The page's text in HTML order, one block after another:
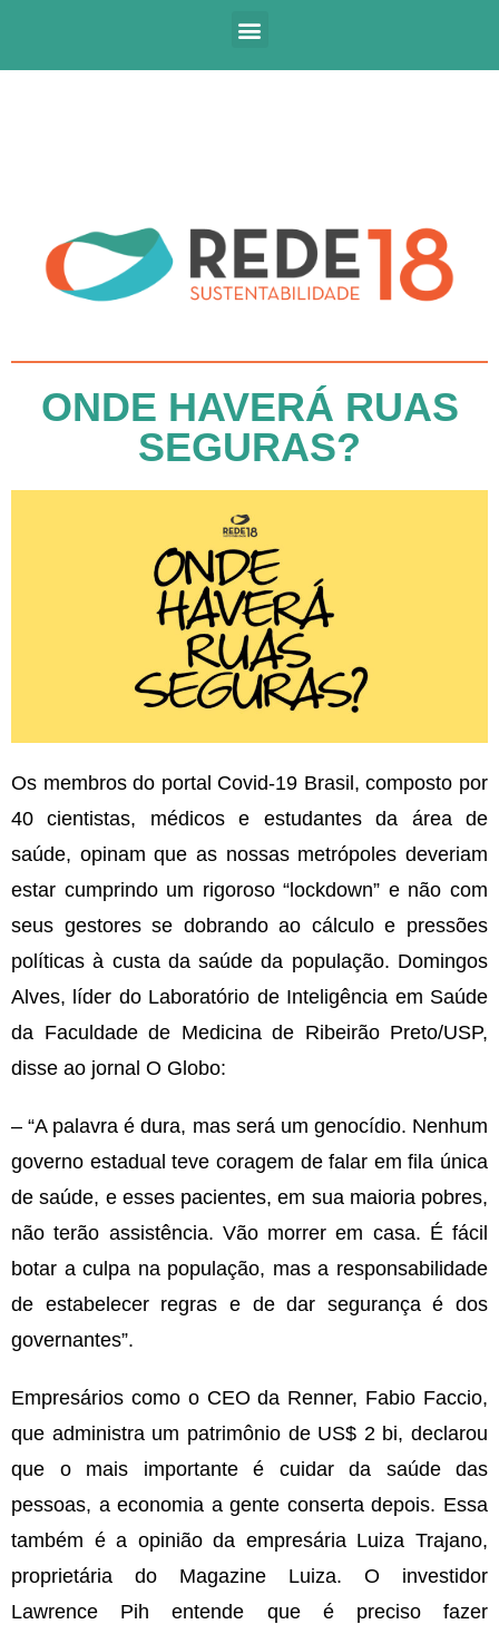
ONDE HAVERÁ RUAS
SEGURAS?
Os membros do portal Covid-19 Brasil, composto por
40 cientistas, médicos e estudantes da área de
saúde, opinam que as nossas metrópoles deveriam
estar cumprindo um rigoroso “lockdown” e não com
seus gestores se dobrando ao cálculo e pressões
políticas à custa da saúde da população. Domingos
Alves, líder do Laboratório de Inteligência em Saúde
da Faculdade de Medicina de Ribeirão Preto/USP,
disse ao jornal O Globo:
– “A palavra é dura, mas será um genocídio. Nenhum
governo estadual teve coragem de falar em fila única
de saúde, e esses pacientes, em sua maioria pobres,
não terão assistência. Vão morrer em casa. É fácil
botar a culpa na população, mas a responsabilidade
de estabelecer regras e de dar segurança é dos
governantes”.
Empresários como o CEO da Renner, Fabio Faccio,
que administra um patrimônio de US$ 2 bi, declarou
que o mais importante é cuidar da saúde das
pessoas, a economia a gente conserta depois. Essa
também é a opinião da empresária Luiza Trajano,
proprietária do Magazine Luiza. O investidor
Lawrence Pih entende que é preciso fazer